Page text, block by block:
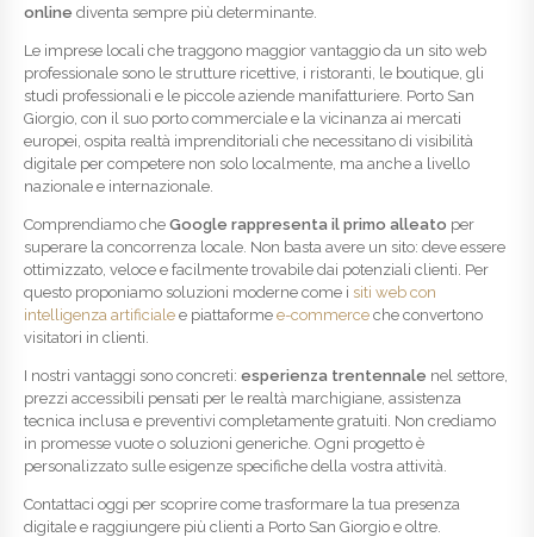
online diventa sempre più determinante.
Le imprese locali che traggono maggior vantaggio da un sito web
professionale sono le strutture ricettive, i ristoranti, le boutique, gli
studi professionali e le piccole aziende manifatturiere. Porto San
Giorgio, con il suo porto commerciale e la vicinanza ai mercati
europei, ospita realtà imprenditoriali che necessitano di visibilità
digitale per competere non solo localmente, ma anche a livello
nazionale e internazionale.
Comprendiamo che Google rappresenta il primo alleato per
superare la concorrenza locale. Non basta avere un sito: deve essere
ottimizzato, veloce e facilmente trovabile dai potenziali clienti. Per
questo proponiamo soluzioni moderne come i siti web con
intelligenza artificiale e piattaforme e-commerce che convertono
visitatori in clienti.
I nostri vantaggi sono concreti: esperienza trentennale nel settore,
prezzi accessibili pensati per le realtà marchigiane, assistenza
tecnica inclusa e preventivi completamente gratuiti. Non crediamo
in promesse vuote o soluzioni generiche. Ogni progetto è
personalizzato sulle esigenze specifiche della vostra attività.
Contattaci oggi per scoprire come trasformare la tua presenza
digitale e raggiungere più clienti a Porto San Giorgio e oltre.